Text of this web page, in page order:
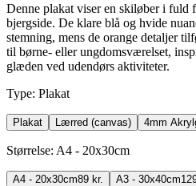
Denne plakat viser en skiløber i fuld
bjergside. De klare blå og hvide
stemning, mens de orange detaljer
til børne- eller ungdomsværelset,
glæden ved udendørs aktiviteter.
Type: Plakat
Plakat Lærred (canvas) 4mm
Størrelse: A4 - 20x30cm
A4 - 20x30cm89 kr. A3 - 30x40cm